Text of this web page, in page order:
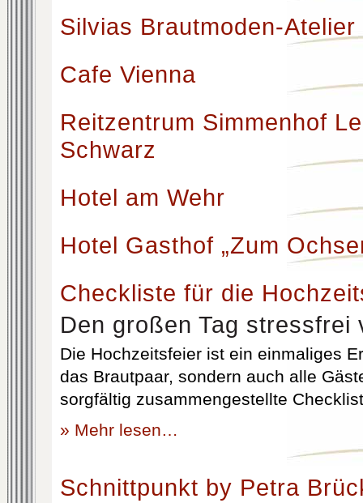
Silvias Brautmoden-Atelier
Cafe Vienna
Reitzentrum Simmenhof
Schwarz
Hotel am Wehr
Hotel Gasthof „Zum
Checkliste für die
Den großen Tag stressfrei
Die Hochzeitsfeier ist ein einmaliges
das Brautpaar, sondern auch alle
sorgfältig zusammengestellte
» Mehr lesen…
Schnittpunkt by Petra